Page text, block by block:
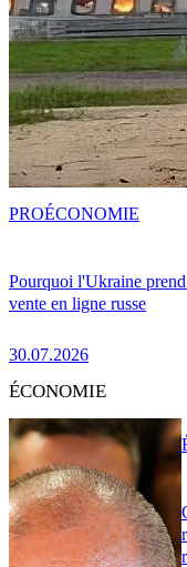
Pourquoi l'Ukraine
vente en ligne russe
30.07.2026
PROÉCONOMIE
ÉCONOMIE